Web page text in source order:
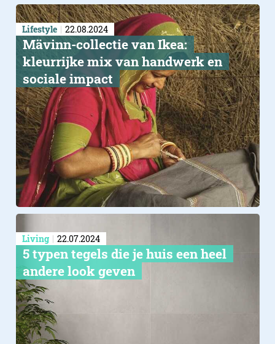
Lifestyle 22.08.2024
Mävinn-collectie van Ikea:
kleurrijke mix van handwerk en
sociale impact
Living 22.07.2024
5 typen tegels die je huis een heel
andere look geven